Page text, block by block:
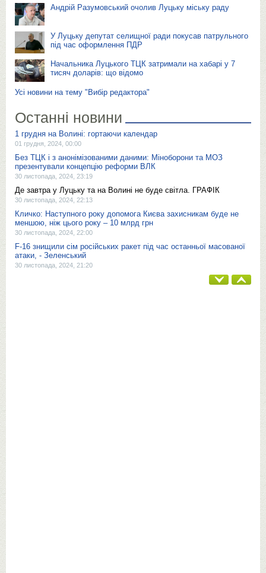
Андрій Разумовський очолив Луцьку міську раду
У Луцьку депутат селищної ради покусав патрульного
під час оформлення ПДР
Начальника Луцького ТЦК затримали на хабарі у 7
тисяч доларів: що відомо
Усі новини на тему "Вибір редактора"
Останні новини
1 грудня на Волині: гортаючи календар
01 грудня, 2024, 00:00
Без ТЦК і з анонімізованими даними: Міноборони та МОЗ
презентували концепцію реформи ВЛК
30 листопада, 2024, 23:19
Де завтра у Луцьку та на Волині не буде світла. ГРАФІК
30 листопада, 2024, 22:13
Кличко: Наступного року допомога Києва захисникам буде не
меншою, ніж цього року – 10 млрд грн
30 листопада, 2024, 22:00
F-16 знищили сім російських ракет під час останньої масованої
атаки, - Зеленський
30 листопада, 2024, 21:20